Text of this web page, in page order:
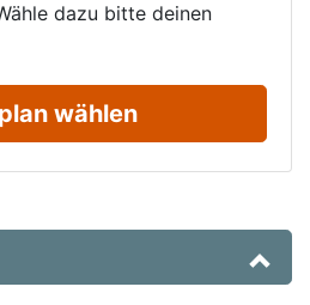
dazu bitte deinen
wählen